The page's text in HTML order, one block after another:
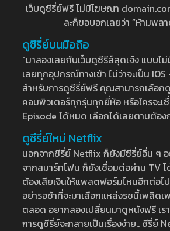
เว็บดูซีรี่ย์ฟรี ไม่มีโฆษณา
ละก็ขอบอกเลยว่า “ห้ามพล
ดูซีรี่ย์บนมือถือ
"มาลองเลยกับเว็บดูซีรีส์สุดเจ๋ง แบบ
เลยทุกอุปกรณ์ทางเข้า ไม่ว่าจะเป็น
สำหรับการดูซีรี่ย์ฟรี คุณสามารถเลือก
คอมพิวเตอร์ทุกรุ่นทุกยี่ห้อ หรือใครจะ
Episode ได้หมด เลือกได้เลยตามต้อ
ดูซีรี่ย์ใหม่ Netflix
นอกจากซีรี่ย์ Netflix ก็ยังมีซีรี่ย์อื่น ๆ อ
จากสมาร์ทโฟน ก็ยังเชื่อมต่อผ่าน TV
ต้องเสียเงินให้แพลตฟอร์มไหนอีกต่อไ
อย่ารอช้าที่จะมาเลือกแหล่งรชนี้เพลิด
ตลอด อยากลองเปลี่ยนมาดูหนังฟรี เร
การดูซีรี่ย์จะกลายเป็นเรื่องง่าย.. ซีรี่ย์